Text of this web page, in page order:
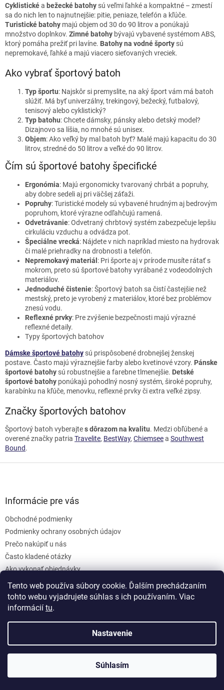
Tento web používa súbory cookie. Ďalším prechádzaním
tohto webu vyjadrujete súhlas s ich používaním. Viac
informácií tu.
Nastavenie
Súhlasím
y
v
ý
p
i
s
Cyklistickéa bežecké batohy sú veľmi ľahké a kompaktné – zmestí
sa do nich len to najnutnejšie: pitie, peniaze, telefón a kľúče.
Turistické batohy majú objem od 30 do 90 litrov a ponúkajú
množstvo doplnkov. Zimné batohy bývajú vybavené systémom ABS,
ktorý pomáha prežiť pri lavíne. Batohy na vodné športy sú
nepremokavé, ľahké a majú viacero sieťovaných vreciek.
Ako vybrať športový batoh
Typ športu: Najskôr si premyslite, na aký šport vám má batoh
slúžiť. Má byť univerzálny, trekingový, bežecký, futbalový,
tenisový alebo cyklistický?
Typ batohu: Chcete dámsky, pánsky alebo detský model?
Dizajnovo sa líšia, no mnohé sú unisex.
Objem: Ako veľký by mal batoh byť? Malé majú kapacitu do 30
litrov, stredné do 50 litrov a veľké do 90 litrov.
Čím sú športové batohy špecifické
Ergonómia: Majú ergonomicky tvarovaný chrbát a popruhy,
aby dobre sedeli aj pri väčšej záťaži.
Popruhy: Turistické modely sú vybavené hrudným aj bedrovým
popruhom, ktoré výrazne odľahčujú ramená.
Odvetrávanie: Odvetraný chrbtový systém zabezpečuje lepšiu
cirkuláciu vzduchu a odvádza pot.
Špeciálne vrecká: Nájdete v nich napríklad miesto na hydrovak
či malé priehradky na drobnosti a telefón.
Nepremokavý materiál : Pri športe aj v prírode musíte rátať s
mokrom, preto sú športové batohy vyrábané z vodeodolných
materiálov.
Jednoduché čistenie: Športový batoh sa čistí častejšie než
mestský, preto je vyrobený z materiálov, ktoré bez problémov
znesú vodu.
Reflexné prvky: Pre zvýšenie bezpečnosti majú výrazné
reflexné detaily.
Typy športových batohov
Dámske športové batohy sú prispôsobené drobnejšej ženskej
postave. Často majú výraznejšie farby alebo kvetinové vzory. Pánske
športové batohy sú robustnejšie a farebne tlmenejšie. Detské
športové batohy ponúkajú pohodlný nosný systém, široké popruhy,
karabínku na kľúče, menovku, reflexné prvky či extra veľké zipsy.
Značky športových batohov
Športový batoh vyberajtes dôrazom na kvalitu. Medzi obľúbené a
overené značky patria Travelite, BestWay, Chiemseea Southwest
Bound.
Informácie pre vás
Obchodné podmienky
Podmienky ochrany osobných údajov
Prečo nakúpiť u nás
Často kladené otázky
Ako vykonať objednávky
Doprava a platba
Reklamácie
Ošetrenie tovaru
Odstúpiť od zmluvy